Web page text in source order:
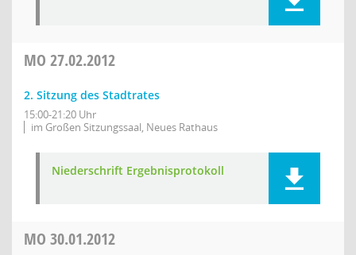
MO 27.02.2012
2. Sitzung des Stadtrates
15:00-21:20 Uhr
im Großen Sitzungssaal, Neues Rathaus
Niederschrift Ergebnisprotokoll
MO 30.01.2012